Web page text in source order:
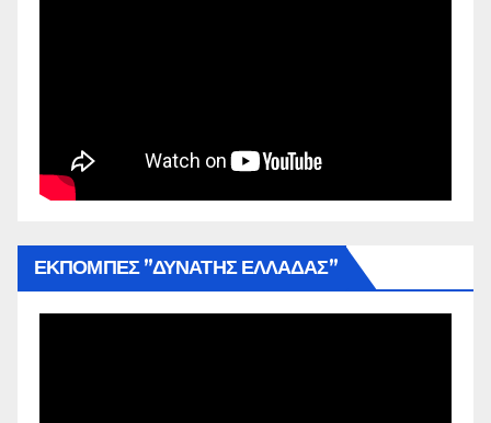
ΕΚΠΟΜΠΕΣ ”ΔΥΝΑΤΗΣ ΕΛΛΑΔΑΣ”